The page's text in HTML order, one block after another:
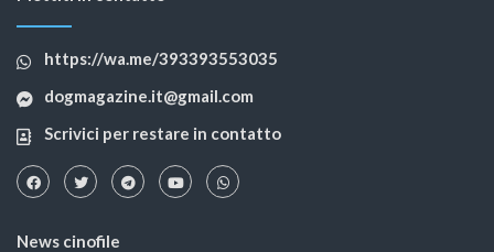
https://wa.me/393393553035
dogmagazine.it@gmail.com
Scrivici per restare in contatto
News cinofile